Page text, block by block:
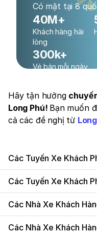
Có mặt tại 8
40M+
Khách hàng hài
lòng
300k+
Vé bán mỗi ngày
Hãy tận hưởng
Long Phú! Bạn muốn
cả các đề nghị từ
Các Tuyến Xe Khách
Các Tuyến Xe Khách
Các Nhà Xe Khách
Các Nhà Xe Khách